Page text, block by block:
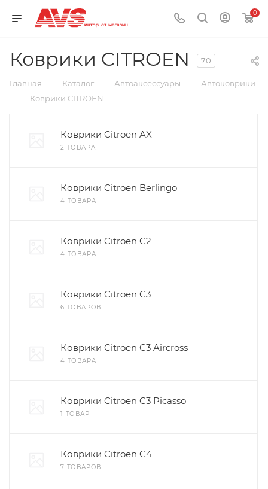
0
Коврики CITROEN 70
Главная — Каталог — Автоаксессуары — Автоковрики
— Коврики CITROEN
Коврики Citroen AX
2 ТОВАРА
Коврики Citroen Berlingo
4 ТОВАРА
Коврики Citroen C2
4 ТОВАРА
Коврики Citroen C3
6 ТОВАРОВ
Коврики Citroen C3 Aircross
4 ТОВАРА
Коврики Citroen C3 Picasso
1 ТОВАР
Коврики Citroen C4
7 ТОВАРОВ